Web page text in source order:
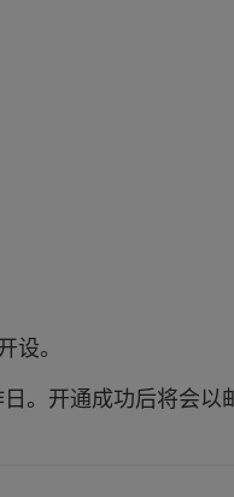
。
。开通成功后将会以